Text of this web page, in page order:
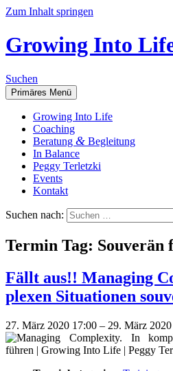
Zum Inhalt springen
Growing Into
Suchen
Primäres Menü
Gro­wing Into Life
Coa­ching
Bera­tung & Begleitung
In Balan­ce
Peg­gy Terletzki
Events
Kon­takt
Suchen nach:
Ter­min Tag: Sou­ve­rän
Fällt aus!! Mana­ging
ple­xen Situa­tio­nen
27. März 2020 17:00 – 29. März